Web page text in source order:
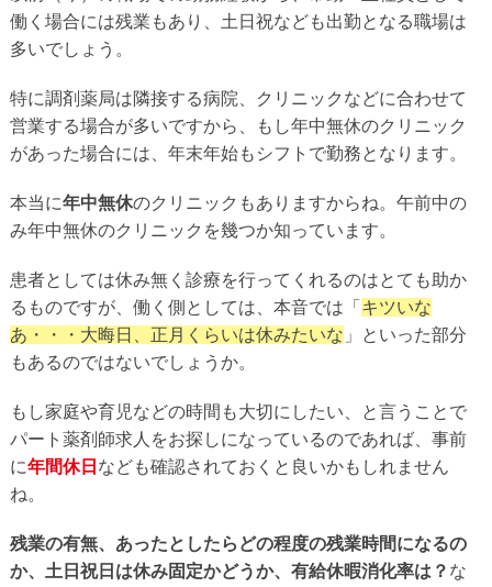
働く場合には残業もあり、土日祝なども出勤となる職場は
多いでしょう。
特に調剤薬局は隣接する病院、クリニックなどに合わせて
営業する場合が多いですから、もし年中無休のクリニック
があった場合には、年末年始もシフトで勤務となります。
本当に年中無休のクリニックもありますからね。午前中の
み年中無休のクリニックを幾つか知っています。
患者としては休み無く診療を行ってくれるのはとても助か
るものですが、働く側としては、本音では「 キツいな
あ・・・大晦日、正月くらいは休みたいな 」といった部分
もあるのではないでしょうか。
もし家庭や育児などの時間も大切にしたい、と言うことで
パート薬剤師求人をお探しになっているのであれば、事前
に年間休日 なども確認されておくと良いかもしれません
ね。
残業の有無、あったとしたらどの程度の残業時間になるの
か、土日祝日は休み固定かどうか、有給休暇消化率は？ な